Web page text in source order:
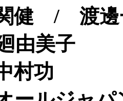
健 / 渡邊
由美子
村功